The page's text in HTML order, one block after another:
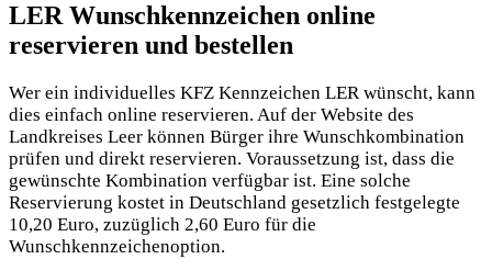
LER Wunschkennzeichen online
reservieren und bestellen
Wer ein individuelles KFZ Kennzeichen LER wünscht, kann
dies einfach online reservieren. Auf der Website des
Landkreises Leer können Bürger ihre Wunschkombination
prüfen und direkt reservieren. Voraussetzung ist, dass die
gewünschte Kombination verfügbar ist. Eine solche
Reservierung kostet in Deutschland gesetzlich festgelegte
10,20 Euro, zuzüglich 2,60 Euro für die
Wunschkennzeichenoption.